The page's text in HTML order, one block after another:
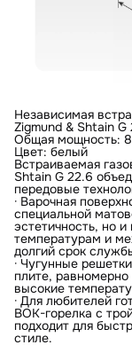
Независимая
Zigmund & Shtain G
Общая мощность:
Цвет: белый
Встраиваемая
Shtain G 22.6
передовые
· Варочная
специальной
эстетичность, но
температурам и
долгий срок
· Чугунные
плите,
высокие
· Для любителей
ВОК-горелка с
подходит для
стиле.